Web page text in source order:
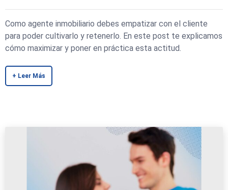
Como agente inmobiliario debes empatizar con el cliente
para poder cultivarlo y retenerlo. En este post te explicamos
cómo maximizar y poner en práctica esta actitud.
+ Leer Más